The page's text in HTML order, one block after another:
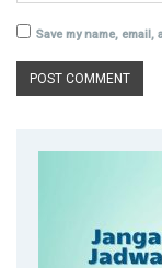
Save my name,